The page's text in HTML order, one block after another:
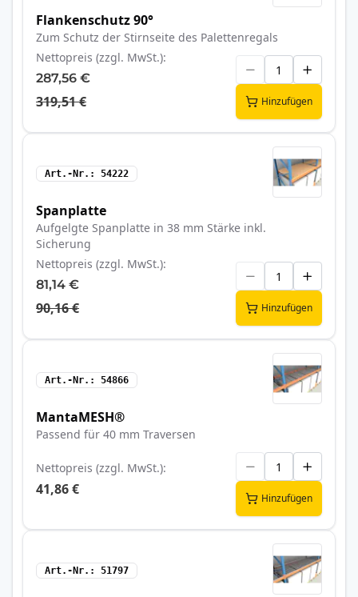
Flankenschutz 90°
Zum Schutz der Stirnseite des Palettenregals
Nettopreis (zzgl. MwSt.)
287,56 €
319,51 € Hinzufügen
Art.-Nr. 54222
Spanplatte
Aufgelgte Spanplatte in 38 mm Stärke inkl.
Sicherung
Nettopreis (zzgl. MwSt.)
81,14 €
90,16 € Hinzufügen
Art.-Nr. 54866
MantaMESH®
Passend für 40 mm Traversen
Nettopreis (zzgl. MwSt.)
41,86 €
Hinzufügen
Art.-Nr. 51797